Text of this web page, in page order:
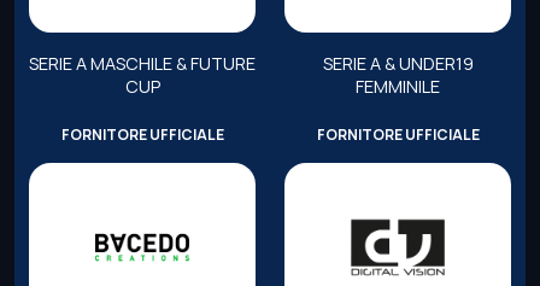
SERIE A MASCHILE & FUTURE
CUP
SERIE A & UNDER19
FEMMINILE
FORNITORE UFFICIALE FORNITORE UFFICIALE